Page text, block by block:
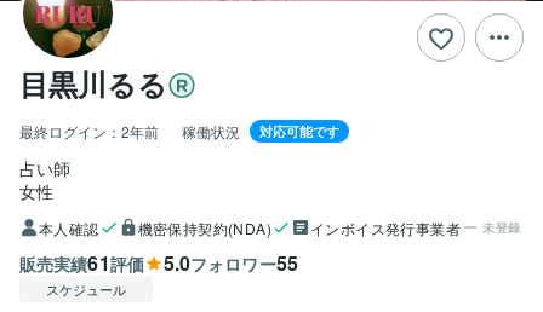
目黒川るる
最終ログイン： 2年前 稼働状況 対応可能です
占い師
女性
本人確認 機密保持契約(NDA) インボイス発行事業者 未登録
販売実績61評価 5.0フォロワー55
スケジュール